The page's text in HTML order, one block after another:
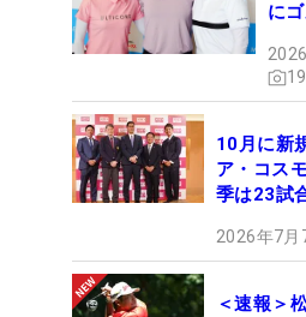
に
19
10月に新
ア・コス
季は23試
2026年7月
＜速報＞